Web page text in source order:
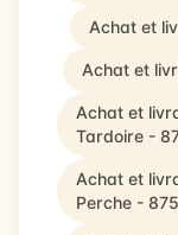
Achat et
Achat et
Achat et
Tardoire -
Achat et
Perche -